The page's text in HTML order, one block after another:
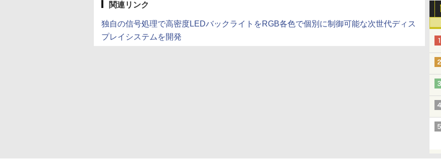
関連リンク
独自の信号処理で高密度LEDバックライトをRGB各色で個別に制御可能な次世代ディス
プレイシステムを開発